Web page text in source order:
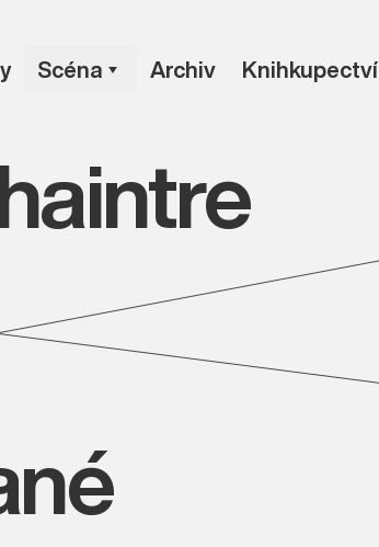
Scéna Archiv Knihkupectví